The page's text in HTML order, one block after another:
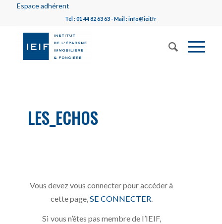
Espace adhérent
Tél : 01 44 82 63 63 - Mail : info@ieif.fr
LES_ECHOS
Vous devez vous connecter pour accéder à
cette page, SE CONNECTER
Si vous n’êtes pas membre de l’IEIF,